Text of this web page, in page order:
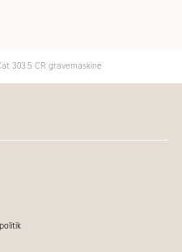
303.5 CR gravemaskine